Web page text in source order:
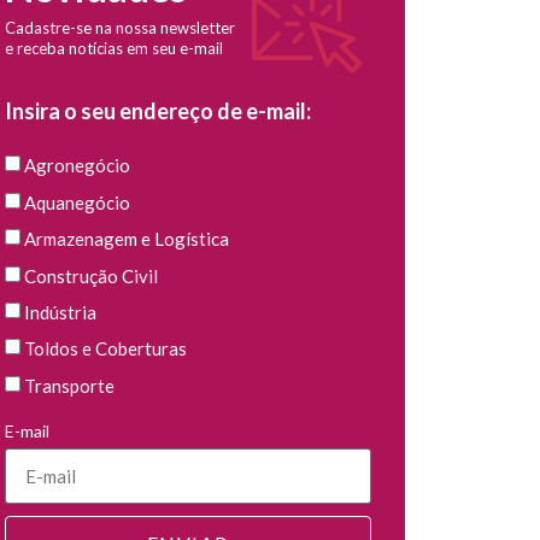
Cadastre-se na nossa newsletter
e receba notícias em seu e-mail
Insira o seu endereço de e-mail:
Agronegócio
Aquanegócio
Armazenagem e Logística
Construção Civil
Indústria
Toldos e Coberturas
Transporte
E-mail